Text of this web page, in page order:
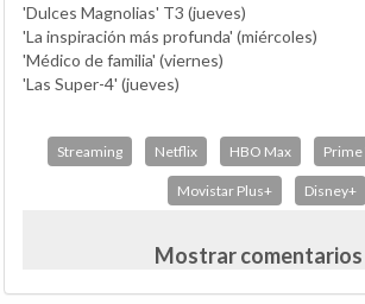
'Dulces Magnolias' T3 (jueves)
'La inspiración más profunda' (miércoles)
'Médico de familia' (viernes)
'Las Super-4' (jueves)
Streaming Netflix HBO Max
Movistar Plus+ Disney+
Mostrar comentarios